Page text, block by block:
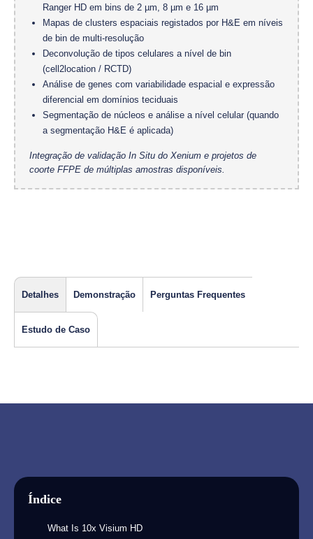
Ranger HD em bins de 2 µm, 8 µm e 16 µm
Mapas de clusters espaciais registados por H&E em níveis
de bin de multi-resolução
Deconvolução de tipos celulares a nível de bin
(cell2location / RCTD)
Análise de genes com variabilidade espacial e expressão
diferencial em domínios teciduais
Segmentação de núcleos e análise a nível celular (quando
a segmentação H&E é aplicada)
Integração de validação In Situ do Xenium e projetos de
coorte FFPE de múltiplas amostras disponíveis.
Detalhes Demonstração Perguntas Frequentes
Estudo de Caso
Índice
What Is 10x Visium HD